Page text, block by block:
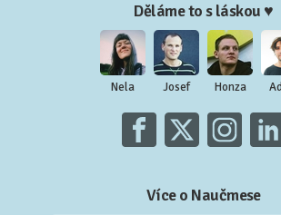
Děláme to s láskou ♥
Nela Josef Honza
Více o Naučmese